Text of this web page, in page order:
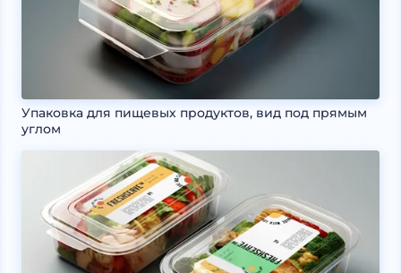
Упаковка для пищевых продуктов, вид под прямым
углом